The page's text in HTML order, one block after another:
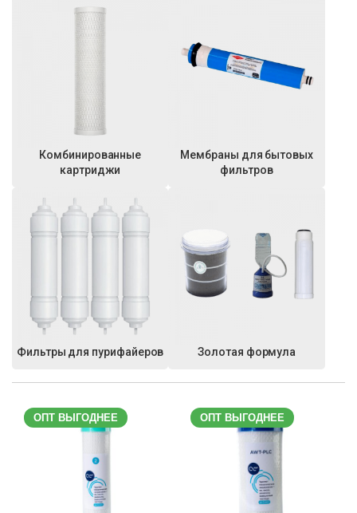
Комбинированные
картриджи
Мембраны для бытовых
фильтров
Фильтры для пурифайеров Золотая формула
ОПТ ВЫГОДНЕЕ ОПТ ВЫГОДНЕЕ